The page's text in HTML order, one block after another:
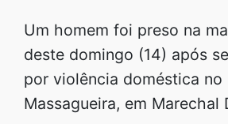
Um homem foi preso na
deste domingo (14) após
por violência doméstica no
Massagueira, em Marechal